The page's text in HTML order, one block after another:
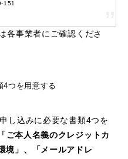
151
各事業者にご確認くださ
つを用意する
し込みに必要な書類4つを
「ご本人名義のクレジットカ
境」、「メールアドレ